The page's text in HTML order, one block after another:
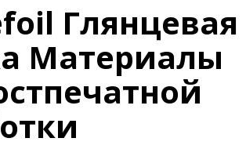
Глянцевая
Материалы